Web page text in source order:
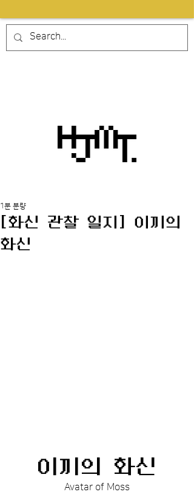
[화신 관찰 일지] 이끼의
화신
1분 분량
이끼의 화신
Avatar of Moss